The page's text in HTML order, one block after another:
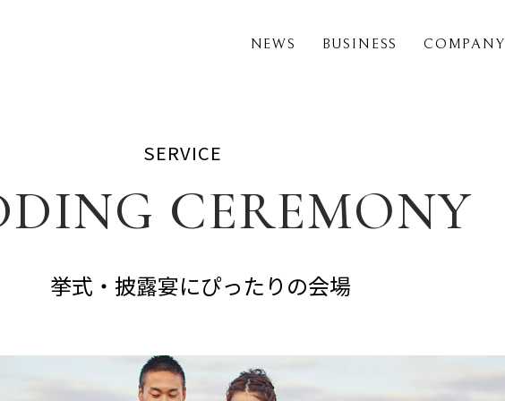
NEWS BUSINESS COMPANY
SERVICE
CEREMONY
挙式・披露宴にぴったりの会場